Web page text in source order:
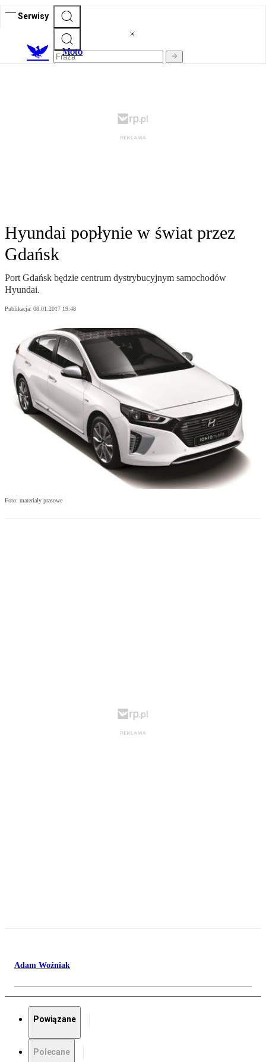
Serwisy
Moto
Hyundai popłynie w świat przez
Gdańsk
Port Gdańsk będzie centrum dystrybucyjnym samochodów
Hyundai.
Publikacja: 08.01.2017 19:48
Foto: materiały prasowe
Adam Woźniak
Powiązane
Polecane